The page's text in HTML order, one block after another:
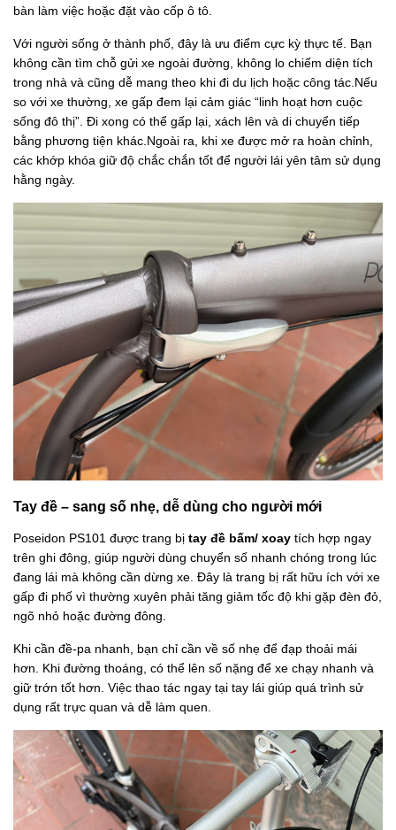
bàn làm việc hoặc đặt vào cốp ô tô.
Với người sống ở thành phố, đây là ưu điểm cực kỳ thực tế. Bạn
không cần tìm chỗ gửi xe ngoài đường, không lo chiếm diện tích
trong nhà và cũng dễ mang theo khi đi du lịch hoặc công tác.Nếu
so với xe thường, xe gấp đem lại cảm giác “linh hoạt hơn cuộc
sống đô thị”. Đi xong có thể gấp lại, xách lên và di chuyển tiếp
bằng phương tiện khác.Ngoài ra, khi xe được mở ra hoàn chỉnh,
các khớp khóa giữ độ chắc chắn tốt để người lái yên tâm sử dụng
hằng ngày.
Tay đề – sang số nhẹ, dễ dùng cho người mới
Poseidon PS101 được trang bị tay đề bấm/ xoay tích hợp ngay
trên ghi đông, giúp người dùng chuyển số nhanh chóng trong lúc
đang lái mà không cần dừng xe. Đây là trang bị rất hữu ích với xe
gấp đi phố vì thường xuyên phải tăng giảm tốc độ khi gặp đèn đỏ,
ngõ nhỏ hoặc đường đông.
Khi cần đề-pa nhanh, bạn chỉ cần về số nhẹ để đạp thoải mái
hơn. Khi đường thoáng, có thể lên số nặng để xe chạy nhanh và
giữ trớn tốt hơn. Việc thao tác ngay tại tay lái giúp quá trình sử
dụng rất trực quan và dễ làm quen.